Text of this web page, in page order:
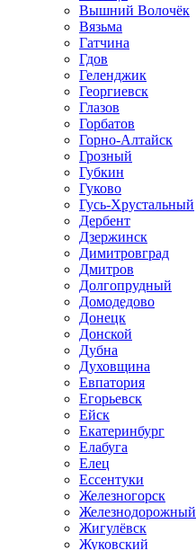
Вышний Волочёк
Вязьма
Гатчина
Гдов
Геленджик
Георгиевск
Глазов
Горбатов
Горно-Алтайск
Грозный
Губкин
Гуково
Гусь-Хрустальный
Дербент
Дзержинск
Димитровград
Дмитров
Долгопрудный
Домодедово
Донецк
Донской
Дубна
Духовщина
Евпатория
Егорьевск
Ейск
Екатеринбург
Елабуга
Елец
Ессентуки
Железногорск
Железнодорожный
Жигулёвск
Жуковский